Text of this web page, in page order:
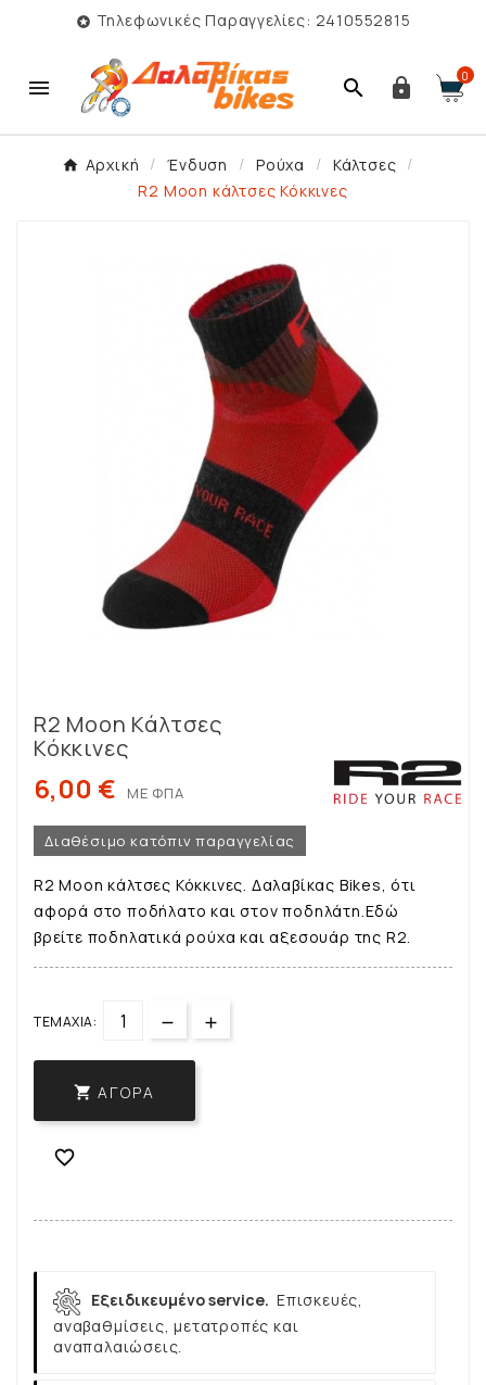
 Τηλεφωνικές Παραγγελίες: 2410552815
   0
Αρχική Ένδυση Ρούχα
Κάλτσες
R2 Moon κάλτσες Κόκκινες
R2 Moon Κάλτσες
Κόκκινες
6,00 € ΜΕ ΦΠΑ
Διαθέσιμο κατόπιν παραγγελίας
R2 Moon κάλτσες Κόκκινες. Δαλαβίκας Bikes, ότι
αφορά στο ποδήλατο και στον ποδηλάτη.Εδώ
βρείτε ποδηλατικά ρούχα και αξεσουάρ της R2.
ΤΕΜΆΧΙΑ:
 ΑΓΟΡΆ

Εξειδικευμένο service. Επισκευές,
αναβαθμίσεις, μετατροπές και
αναπαλαιώσεις.